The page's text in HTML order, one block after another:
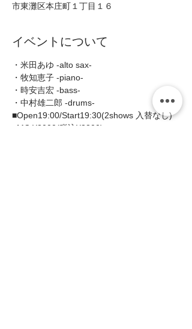
市東灘区本庄町１丁目１６
イベントについて
・米田あゆ -alto sax-
・牧知恵子 -piano-
・時安吉宏 -bass-
・中村雄二郎 -drums-
■Open19:00/Start19:30(2shows 入替なし)
■MC:¥3000(税込¥3300)